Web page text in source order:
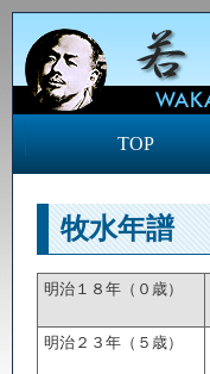
TOP
牧水年譜
明治１８年（０歳）
明治２３年（５歳）